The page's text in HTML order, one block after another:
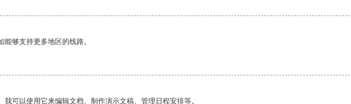
够支持更多地区的线路。
可以使用它来编辑文档、制作演示文稿、管理日程安排等。